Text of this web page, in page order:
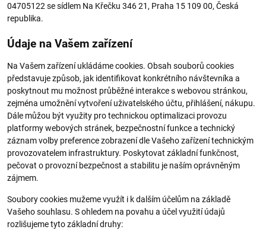
04705122 se sídlem Na Křečku 346 21, Praha 15 109 00, Česká
republika.
Údaje na Vašem zařízení
Na Vašem zařízení ukládáme cookies. Obsah souborů cookies
představuje způsob, jak identifikovat konkrétního návštevníka a
poskytnout mu možnost průběžné interakce s webovou stránkou,
zejména umožnění vytvoření uživatelského účtu, přihlášení, nákupu.
Dále můžou být využity pro technickou optimalizaci provozu
platformy webových stránek, bezpečnostní funkce a technický
záznam volby preference zobrazení dle Vašeho zařízení technickým
provozovatelem infrastruktury. Poskytovat základní funkčnost,
pečovat o provozní bezpečnost a stabilitu je naším oprávněným
zájmem.
Soubory cookies mužeme využít i k dalším účelům na základě
Vašeho souhlasu. S ohledem na povahu a účel využití údajů
rozlišujeme tyto základní druhy: